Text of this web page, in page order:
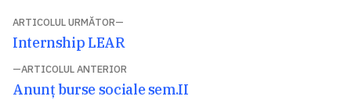
Navigare
în
articole
ARTICOLUL ANTERIOR
Articolul
Anunț burse sociale sem.II
ARTICOLUL URMĂTOR
Articolul
Internship LEAR